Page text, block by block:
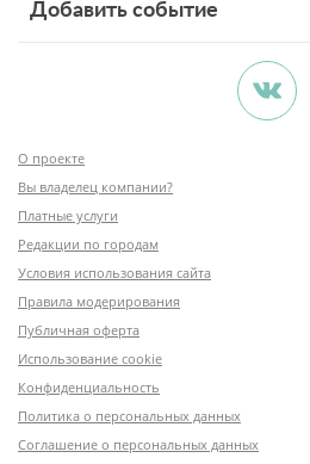
Добавить событие
О проекте
Вы владелец компании?
Платные услуги
Редакции по городам
Условия использования сайта
Правила модерирования
Публичная оферта
Использование cookie
Конфиденциальность
Политика о персональных данных
Соглашение о персональных данных